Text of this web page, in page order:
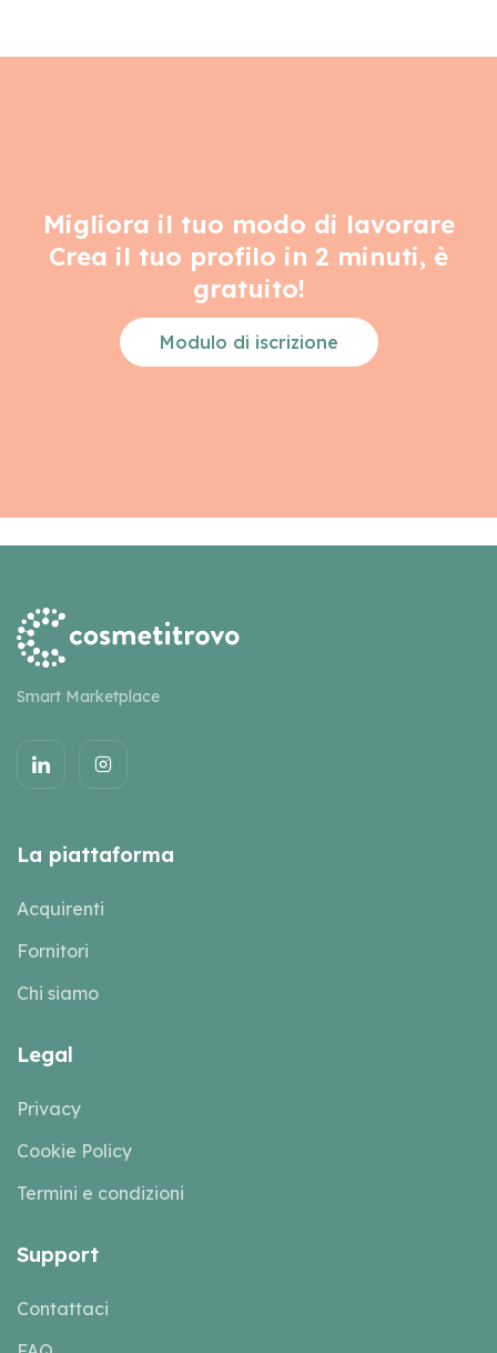
Migliora il tuo modo di lavorare
Crea il tuo profilo in 2 minuti, è
gratuito!
Modulo di iscrizione
Smart Marketplace
La piattaforma
Acquirenti
Fornitori
Chi siamo
Legal
Privacy
Cookie Policy
Termini e condizioni
Support
Contattaci